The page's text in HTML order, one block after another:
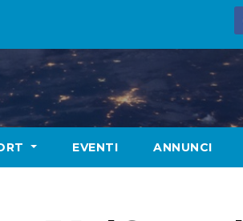
EVENTI ANNUNCI